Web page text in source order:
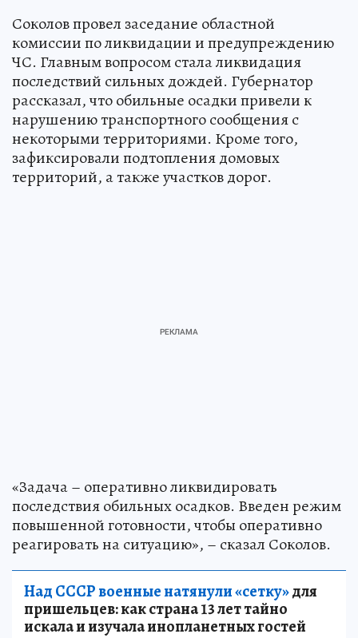
Соколов провел заседание областной
комиссии по ликвидации и предупреждению
ЧС. Главным вопросом стала ликвидация
последствий сильных дождей. Губернатор
рассказал, что обильные осадки привели к
нарушению транспортного сообщения с
некоторыми территориями. Кроме того,
зафиксировали подтопления домовых
территорий, а также участков дорог.
«Задача – оперативно ликвидировать
последствия обильных осадков. Введен режим
повышенной готовности, чтобы оперативно
реагировать на ситуацию», – сказал Соколов.
Над СССР военные натянули «сетку»для
пришельцев: как страна 13 лет тайно
искала и изучала инопланетных гостей